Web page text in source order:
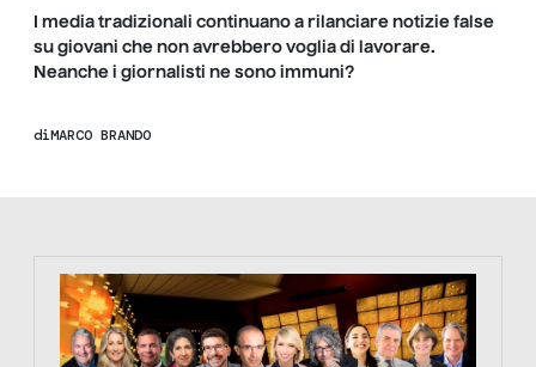
I media tradizionali continuano a rilanciare notizie false
su giovani che non avrebbero voglia di lavorare.
Neanche i giornalisti ne sono immuni?
diMARCO BRANDO
https://tinyurl.com/363fvfm9